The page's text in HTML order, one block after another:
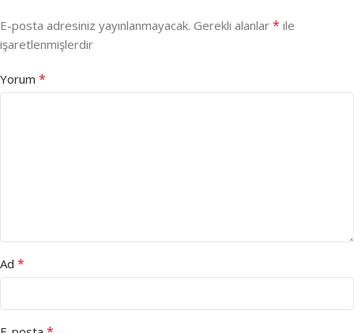
E-posta adresiniz yayınlanmayacak. Gerekli alanlar * ile
işaretlenmişlerdir
Yorum *
Ad *